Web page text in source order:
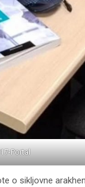
Portal
o sikljovne